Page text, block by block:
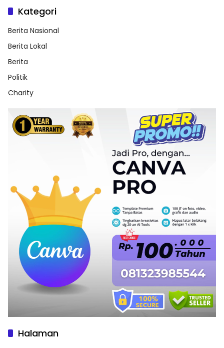
Kategori
Berita Nasional
Berita Lokal
Berita
Politik
Charity
Halaman